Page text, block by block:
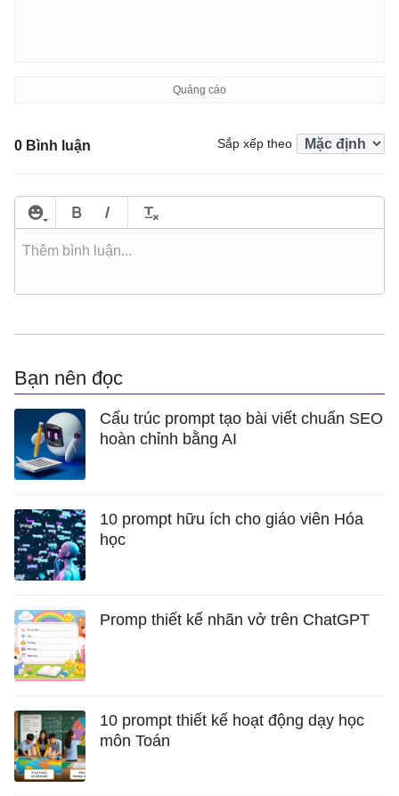
0 Bình luận Sắp xếp theo
Bạn nên đọc
Cấu trúc prompt tạo bài viết chuẩn SEO
hoàn chỉnh bằng AI
10 prompt hữu ích cho giáo viên Hóa
học
Promp thiết kế nhãn vở trên ChatGPT
10 prompt thiết kế hoạt động dạy học
môn Toán